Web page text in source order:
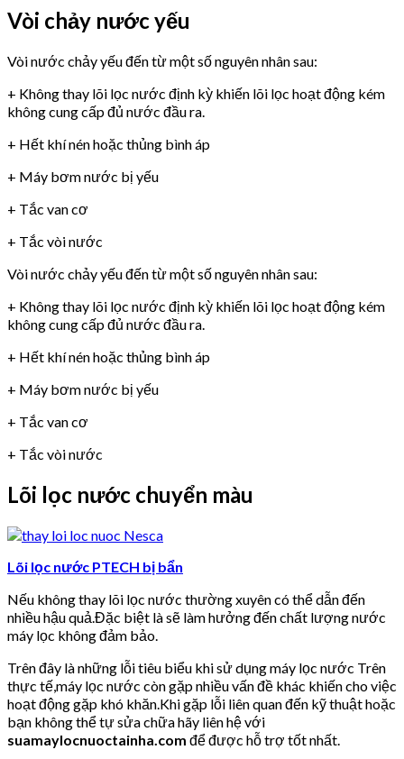
Vòi chảy nước yếu
Vòi nước chảy yếu đến từ một số nguyên nhân sau:
+ Không thay lõi lọc nước định kỳ khiến lõi lọc hoạt động kém
không cung cấp đủ nước đầu ra.
+ Hết khí nén hoặc thủng bình áp
+ Máy bơm nước bị yếu
+ Tắc van cơ
+ Tắc vòi nước
Vòi nước chảy yếu đến từ một số nguyên nhân sau:
+ Không thay lõi lọc nước định kỳ khiến lõi lọc hoạt động kém
không cung cấp đủ nước đầu ra.
+ Hết khí nén hoặc thủng bình áp
+ Máy bơm nước bị yếu
+ Tắc van cơ
+ Tắc vòi nước
Lõi lọc nước chuyển màu
Lõi lọc nước PTECH bị bẩn
Nếu không thay lõi lọc nước thường xuyên có thể dẫn đến
nhiều hậu quả.Đặc biệt là sẽ làm hưởng đến chất lượng nước
máy lọc không đảm bảo.
Trên đây là những lỗi tiêu biểu khi sử dụng máy lọc nước Trên
thực tế,máy lọc nước còn gặp nhiều vấn đề khác khiến cho việc
hoạt động gặp khó khăn.Khi gặp lỗi liên quan đến kỹ thuật hoặc
bạn không thể tự sửa chữa hãy liên hệ với
suamaylocnuoctainha.com để được hỗ trợ tốt nhất.